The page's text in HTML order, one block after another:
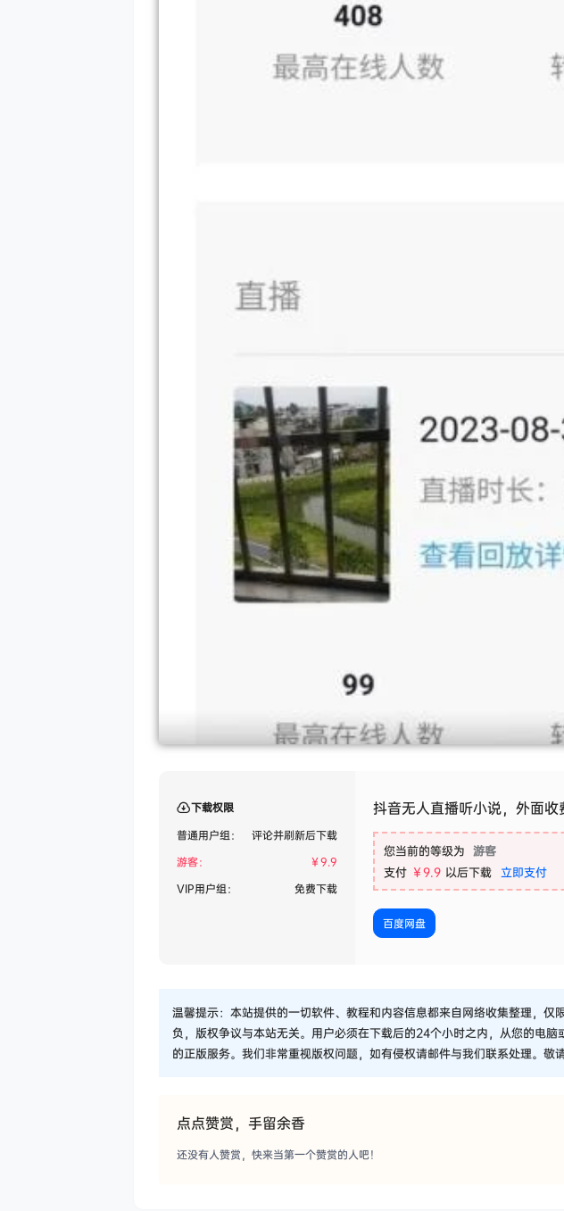
下载权限
普通用户组：
评论并刷新后下载
游客：
￥9.9
VIP用户组：
免费下载
抖音无人直播听小说，外面
您当前的等级为 游客
支付 ￥9.9 以后下载 立即支付
百度网盘
温馨提示：本站提供的一切软件、教程和内容信息都来自网络收集整理，
负，版权争议与本站无关。用户必须在下载后的24个小时之内，从您的电
的正版服务。我们非常重视版权问题，如有侵权请邮件与我们联系处理。敬请
点点赞赏，手留余香
还没有人赞赏，快来当第一个赞赏的人吧！